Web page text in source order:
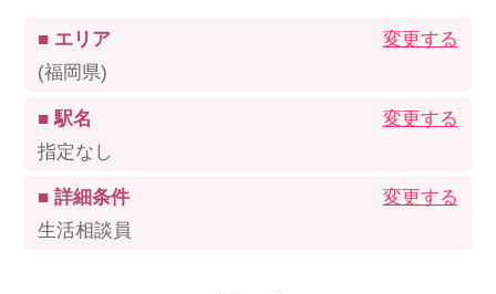
正社員／パートで働く
派遣で働く
介護の資格取得について
■ エリア
(福岡県)
変更する
■ 駅名
指定なし
変更する
■ 詳細条件
生活相談員
変更する